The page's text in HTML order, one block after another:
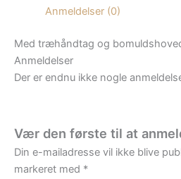
Anmeldelser (0)
Med træhåndtag og
Anmeldelser
Der er endnu ikke nogle
Vær den første til at
Din e-mailadresse vil ikke blive
markeret med *